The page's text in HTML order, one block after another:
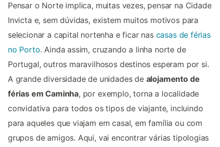
Pensar o Norte implica, muitas vezes, pensar na Cidade
Invicta e, sem dúvidas, existem muitos motivos para
selecionar a capital nortenha e ficar nas casas de férias
no Porto. Ainda assim, cruzando a linha norte de
Portugal, outros maravilhosos destinos esperam por si.
A grande diversidade de unidades de alojamento de
férias em Caminha, por exemplo, torna a localidade
convidativa para todos os tipos de viajante, incluindo
para aqueles que viajam em casal, em família ou com
grupos de amigos. Aqui, vai encontrar várias tipologias